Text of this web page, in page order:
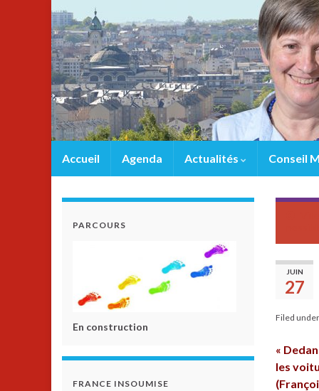
Accueil Agenda Actualités Conseil
JUIN
27
Filed
«
les
PARCOURS
En construction
FRANCE INSOUMISE